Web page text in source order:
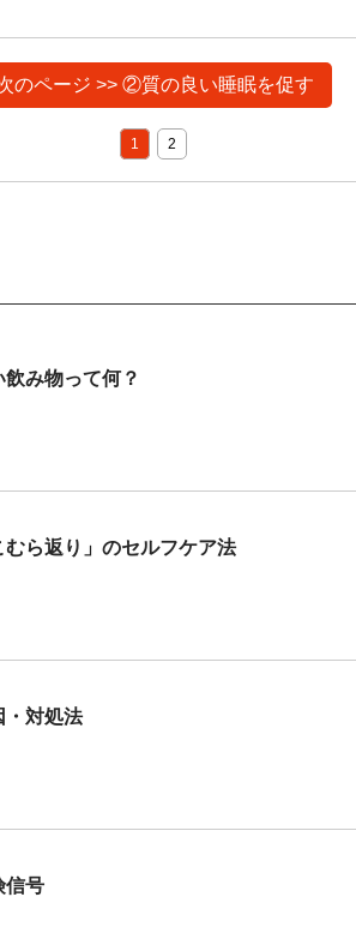
のページ >> ②質の良い睡眠を促す
1 2
み物って何？
ら返り」のセルフケア法
対処法
信号